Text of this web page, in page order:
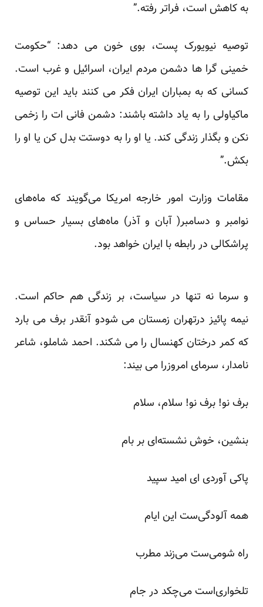
به کاهش است، فراتر رفته.”
توصیه نیویورک پست، بوی خون می دهد: “حکومت
خمینی گرا ها دشمن مردم ایران، اسرائیل و غرب است.
کسانی که به بمباران ایران فکر می کنند باید این توصیه
ماکیاولی را به یاد داشته باشند: دشمن فانی ات را زخمی
نکن و بگذار زندگی کند. یا او را به دوستت بدل کن یا او را
بکش.”
مقامات وزارت امور خارجه امریکا می‌گویند که ماه‌های
نوامبر و دسامبر( آبان و آذر) ماه‌های بسیار حساس و
پراشکالی در رابطه با ایران خواهد بود.
و سرما نه تنها در سیاست، بر زندگی هم حاکم است.
نیمه پائیز درتهران زمستان می شودو آنقدر برف می بارد
که کمر درختان کهنسال را می شکند. احمد شاملو، شاعر
نامدار، سرمای امروزرا می بیند:
برف نو! برف نو! سلام، سلام
بنشین، خوش نشسته‌ای بر بام
پاکی آوردی ای امید سپید
همه آلودگی‌ست این ایام
راه شومی‌ست می‌زند مطرب
تلخواری‌است می‌چکد در جام